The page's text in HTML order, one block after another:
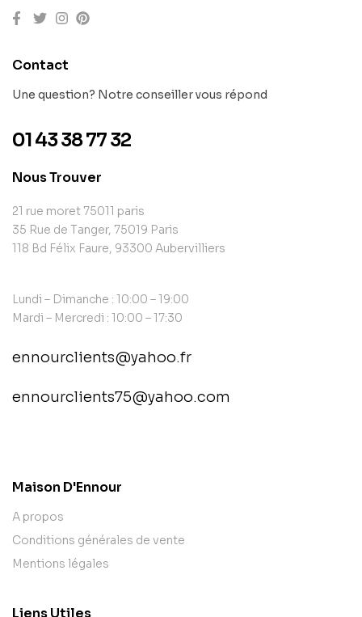
Contact
Une question? Notre conseiller vous répond
01 43 38 77 32
Nous Trouver
21 rue moret 75011 paris
35 Rue de Tanger, 75019 Paris
118 Bd Félix Faure, 93300 Aubervilliers
Lundi – Dimanche : 10:00 – 19:00
Mardi – Mercredi : 10:00 – 17:30
ennourclients@yahoo.fr
ennourclients75@yahoo.com
Maison D'Ennour
A propos
Conditions générales de vente
Mentions légales
Liens Utiles